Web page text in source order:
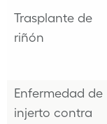
Trasplante de
riñón
Enfermedad de
injerto contra